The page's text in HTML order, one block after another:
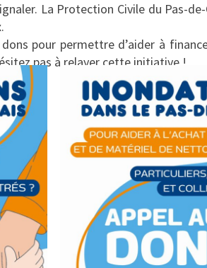
La Protection Civile du Pas-
pour permettre d’aider à
pas à relayer cette initiative !